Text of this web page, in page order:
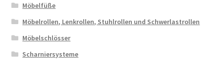
Möbelfüße
Möbelrollen, Lenkrollen, Stuhlrollen und Schwerlastrollen
Möbelschlösser
Scharniersysteme